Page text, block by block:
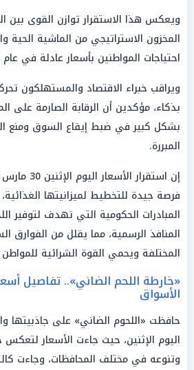
ويعكس هذا الاستقرار توازن القوى بين
المخزون الاستراتيجي من الماشية الحية
احتياجات المواطنين بأسعار عادلة في عام 2026.
ويراقب خبراء الاقتصاد والمستهلكون
بذكاء، مؤكدين أن الرقابة الصارمة على
بشكل كبير في ضبط إيقاع السوق ومنع
المبررة.
إن استقرار
فرصة جيدة للتخطيط لميزانيتها
المبادرات الحكومية التي تهدف لتوفير
المنافذ الرسمية، مما يقلل من الفوارق
المختلفة ويحمي القوة الشرائية
«خارطة اللحم الضاني».. تفاصيل
الأسواق
حافظت «اللحوم الضاني» على جاذبيتها
اليوم الإثنين، حيث جاءت الأسعار لتعكس
وتنوعه في مختلف المحافظات، وجاءت